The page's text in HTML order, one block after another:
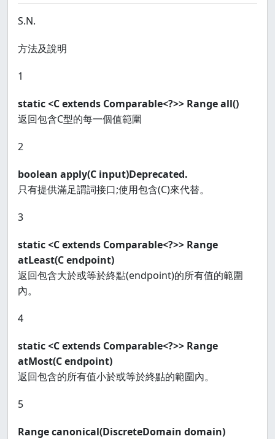
S.N.
方法及說明
1
static <C extends Comparable<?>> Rangeall()
返回包含C型的每一個值範圍
2
boolean apply(C input)Deprecated.
只有提供滿足謂詞接口;使用包含(C)來代替。
3
static <C extends Comparable<?>> Range
atLeast(C endpoint)
返回包含大於或等於終點(endpoint)的所有值的範圍
內。
4
static <C extends Comparable<?>> Range
atMost(C endpoint)
返回包含的所有值小於或等於終點的範圍內。
5
Rangecanonical(DiscreteDomain domain)